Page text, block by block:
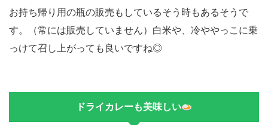
お持ち帰り用の瓶の販売もしているそう時もあるそうで
す。（常には販売していません）白米や、冷ややっこに乗
っけて召し上がっても良いですね◎
ドライカレーも美味しい